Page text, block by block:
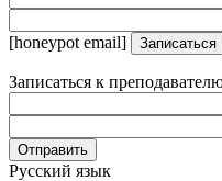
[honeypot email]
Записаться к
Русский язык